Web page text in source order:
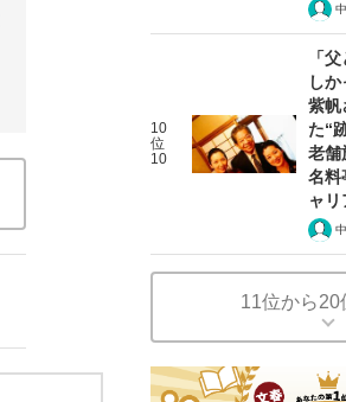
10
位
10
「
し
紫帆
た“
老
名料
ャ
11位から20